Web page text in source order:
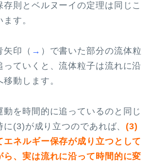
存則とベルヌーイの定理は同じこ
す。
矢印（ → ）で書いた部分の流体粒
っていくと、流体粒子は流れに沿
動します。
動を時間的に追っているのと同じ
(3)が成り立つのであれば、 (3)
エネルギー保存が成り立つとして
ら、実は流れに沿って時間的に変